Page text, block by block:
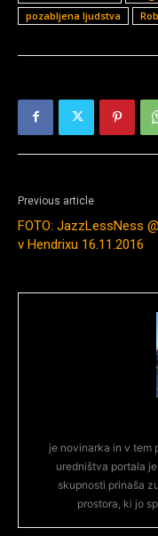
pozabljena ljudstva
Previous article
FOTO: JazzLessNess
v Hendrixu 16.11.2016
je novinarka in v tem
uredništva portala
skupnosti prinaša
prostora, ki jo